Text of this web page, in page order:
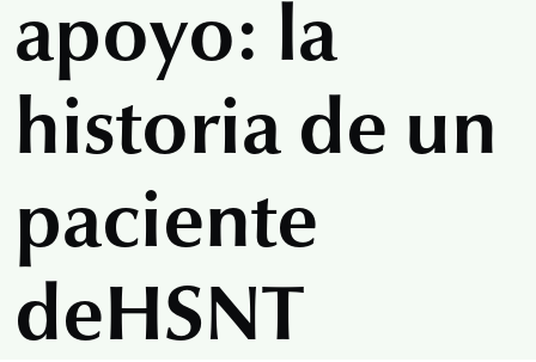
apoyo: la
historia de un
paciente
deHSNT